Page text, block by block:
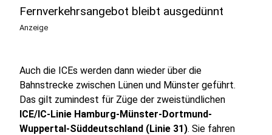
Fernverkehrsangebot bleibt ausgedünnt
Anzeige
Auch die ICEs werden dann wieder über die
Bahnstrecke zwischen Lünen und Münster geführt.
Das gilt zumindest für Züge der zweistündlichen
ICE/IC-Linie Hamburg-Münster-Dortmund-
Wuppertal-Süddeutschland (Linie 31). Sie fahren